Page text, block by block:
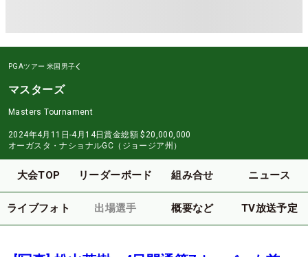
PGAツアー 米国男子
マスターズ
Masters Tournament
2024年4月11日-4月14日賞金総額 $20,000,000
オーガスタ・ナショナルGC（ジョージア州）
大会TOP リーダーボード 組み合せ ニュース
ライブフォト 出場選手 概要など TV放送予定